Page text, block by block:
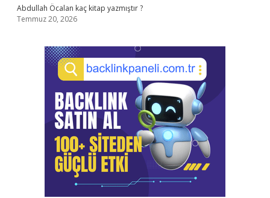
Abdullah Öcalan kaç kitap yazmıştır ?
Temmuz 20, 2026